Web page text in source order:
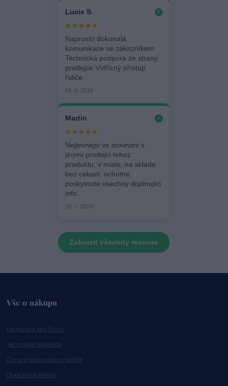
Lucie S. ✓
★★★★★
Naprosto dokonalá
komunikace se zákazníkem
Technická podpora ze strany
prodejce Vstřícný přístup
řidiče
14. 8. 2024
Martin ✓
★★★★★
Nejlevnejsi ve srovnani s
jinymi prodejci tehoz
produktu, v miste, na sklade
bez cekani, ochotne
poskytnute vsechny doplnujici
info.
23. 7. 2024
Zobrazit všechny recenze
Vše o nákupu
Registrace pro firmy
Technické podklady
On-line kalkulačka nádrže
Doprava a platba